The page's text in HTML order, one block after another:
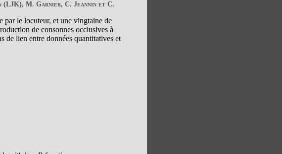
M. Garnier, C. Jeannin et C.
par le locuteur, et une vingtaine de
de consonnes occlusives à
de lien entre données quantitatives et